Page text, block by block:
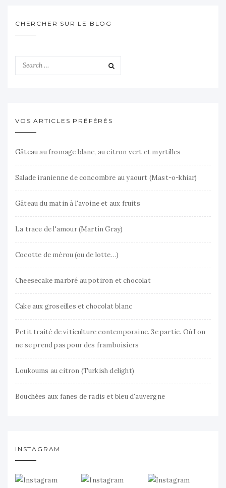
CHERCHER SUR LE BLOG
VOS ARTICLES PRÉFÉRÉS
Gâteau au fromage blanc, au citron vert et myrtilles
Salade iranienne de concombre au yaourt (Mast-o-khiar)
Gâteau du matin à l'avoine et aux fruits
La trace de l'amour (Martin Gray)
Cocotte de mérou (ou de lotte…)
Cheesecake marbré au potiron et chocolat
Cake aux groseilles et chocolat blanc
Petit traité de viticulture contemporaine. 3e partie. Où l’on
ne se prend pas pour des framboisiers
Loukoums au citron (Turkish delight)
Bouchées aux fanes de radis et bleu d'auvergne
INSTAGRAM